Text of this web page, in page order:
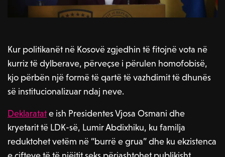
Kur politikanët në Kosovë zgjedhin të fitojnë vota në
kurriz të dylberave, përveçse i përulen homofobisë,
kjo përbën një formë të qartë të vazhdimit të dhunës
së institucionalizuar ndaj neve.
Deklaratate ish Presidentes Vjosa Osmani dhe
kryetarit të LDK-së, Lumir Abdixhiku, ku familja
reduktohet vetëm në “burrë e grua” dhe ku ekzistenca